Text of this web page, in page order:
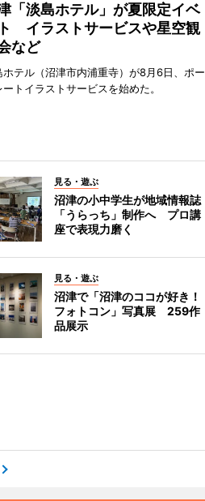
「淡島ホテル」が夏限定イベ
イラストサービスや星空観
など
ホテル（沼津市内浦重寺）が8月6日、ポー
ートイラストサービスを始めた。
見る・遊ぶ
沼津の小中学生が地域情報誌
「うらっち」制作へ プロ講
座で表現力磨く
見る・遊ぶ
沼津で「沼津のココが好き！
フォトコン」写真展 259作
品展示